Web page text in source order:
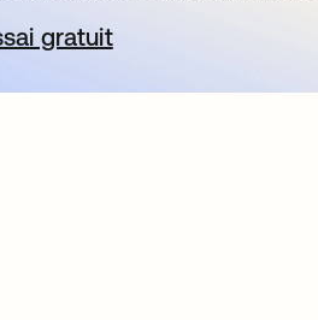
gratuit
s’ouvre dans un nouvel